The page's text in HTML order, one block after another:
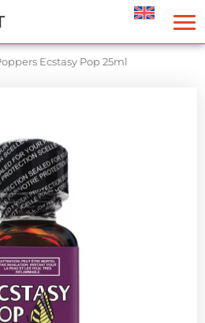
Ecstasy Pop 25ml